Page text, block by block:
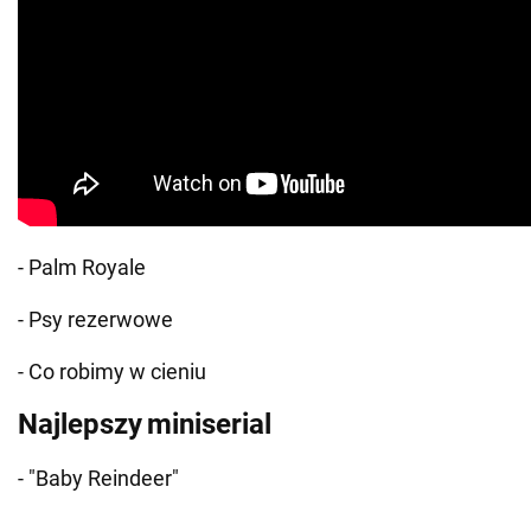
- Palm Royale
- Psy rezerwowe
- Co robimy w cieniu
Najlepszyminiserial
- "Baby Reindeer"